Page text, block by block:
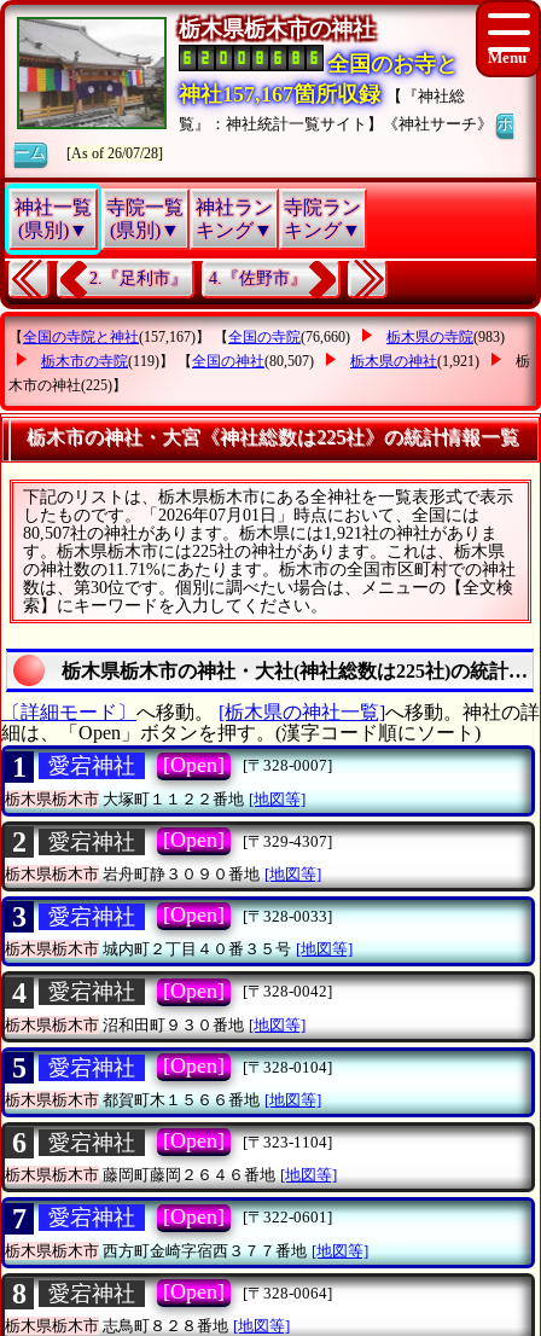
栃木県栃木市の神社
全国のお寺と
神社157,167箇所収録
【『神社総
覧』：神社統計一覧サイト】《神社サーチ》ホ
ーム
[As of 26/07/28]
神社一覧
(県別)▼
寺院一覧
(県別)▼
神社ラン
キング▼
寺院ラン
キング▼
2.『足利市』 4.『佐野市』
【全国の寺院と神社(157,167)】 【全国の寺院(76,660) 栃木県の寺院(983)
栃木市の寺院(119)】 【全国の神社(80,507) 栃木県の神社(1,921)
栃
木市の神社(225)】
栃木市の神社・大宮《神社総数は225社》の統計情報一覧
下記のリストは、栃木県栃木市にある全神社を一覧表形式で表示
したものです。「2026年07月01日」時点において、全国には
80,507社の神社があります。栃木県には1,921社の神社がありま
す。栃木県栃木市には225社の神社があります。これは、栃木県
の神社数の11.71%にあたります。栃木市の全国市区町村での神社
数は、第30位です。個別に調べたい場合は、メニューの【全文検
索】にキーワードを入力してください。
栃木県栃木市の神社・大社(神社総数は225社)の統計調
〔詳細モード〕 へ移動。 [栃木県の神社一覧]へ移動。神社の詳
細は、「Open」ボタンを押す。(漢字コード順にソート)
1 愛宕神社 [Open]
[〒328-0007]
栃木県栃木市大塚町１１２２番地 [地図等]
2 愛宕神社 [Open]
[〒329-4307]
栃木県栃木市岩舟町静３０９０番地 [地図等]
3 愛宕神社 [Open]
[〒328-0033]
栃木県栃木市城内町２丁目４０番３５号 [地図等]
4 愛宕神社 [Open]
[〒328-0042]
栃木県栃木市 沼和田町９３０番地 [地図等]
5 愛宕神社 [Open]
[〒328-0104]
栃木県栃木市都賀町木１５６６番地 [地図等]
6 愛宕神社 [Open]
[〒323-1104]
栃木県栃木市藤岡町藤岡２６４６番地 [地図等]
7 愛宕神社 [Open]
[〒322-0601]
栃木県栃木市西方町金崎字宿西３７７番地 [地図等]
8 愛宕神社 [Open]
[〒328-0064]
栃木県栃木市志鳥町８２８番地 [地図等]